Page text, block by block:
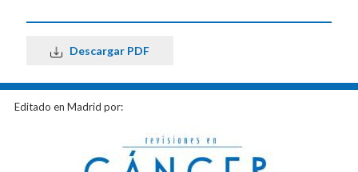
Descargar PDF
Editado en Madrid por: